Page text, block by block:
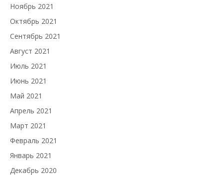
Ноябрь 2021
Октябрь 2021
Сентябрь 2021
Август 2021
Июль 2021
Июнь 2021
Май 2021
Апрель 2021
Март 2021
Февраль 2021
Январь 2021
Декабрь 2020